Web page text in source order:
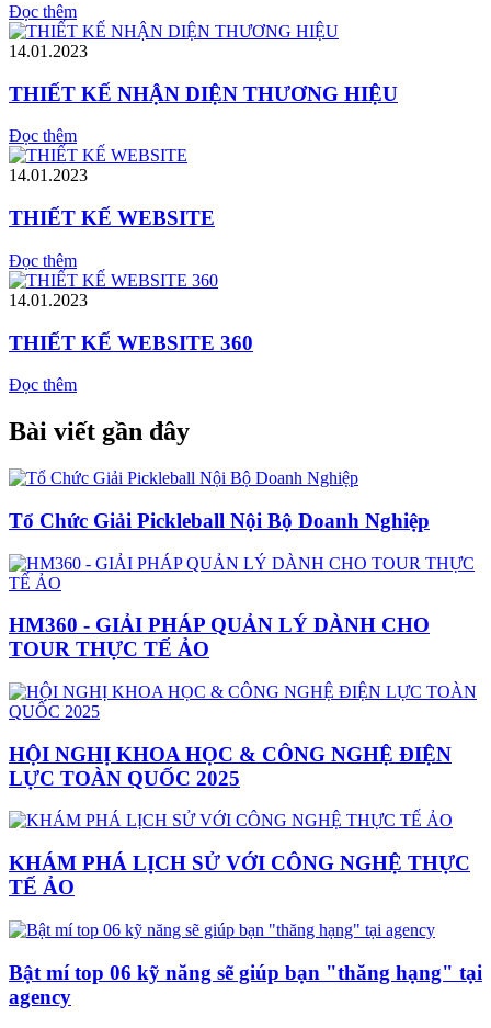
Đọc thêm
14.01.2023
THIẾT KẾ NHẬN DIỆN THƯƠNG HIỆU
Đọc thêm
14.01.2023
THIẾT KẾ WEBSITE
Đọc thêm
14.01.2023
THIẾT KẾ WEBSITE 360
Đọc thêm
Bài viết gần đây
Tổ Chức Giải Pickleball Nội Bộ Doanh Nghiệp
HM360 - GIẢI PHÁP QUẢN LÝ DÀNH CHO
TOUR THỰC TẾ ẢO
HỘI NGHỊ KHOA HỌC & CÔNG NGHỆ ĐIỆN
LỰC TOÀN QUỐC 2025
KHÁM PHÁ LỊCH SỬ VỚI CÔNG NGHỆ THỰC
TẾ ẢO
Bật mí top 06 kỹ năng sẽ giúp bạn "thăng hạng" tại
agency